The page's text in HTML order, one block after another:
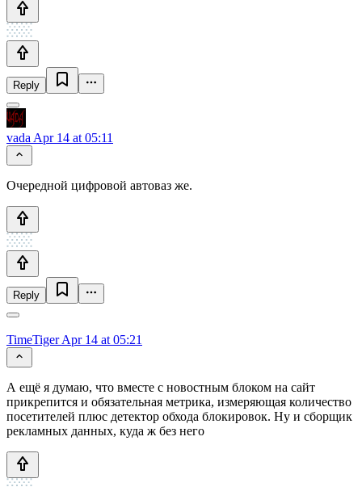
Reply
vada Apr 14 at 05:11
Очередной цифровой автоваз же.
Reply
TimeTigerApr 14 at 05:21
А ещё я думаю, что вместе с новостным блоком на сайт
прикрепится и обязательная метрика, измеряющая количество
посетителей плюс детектор обхода блокировок. Ну и сборщик
рекламных данных, куда ж без него